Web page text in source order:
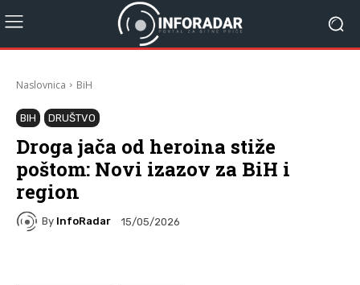
Naslovnica BiH
BIH DRUŠTVO
Droga jača od heroina stiže
poštom: Novi izazov za BiH i
region
By InfoRadar 15/05/2026